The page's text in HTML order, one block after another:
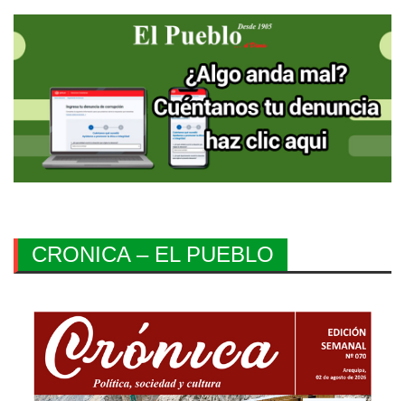
CRONICA – EL PUEBLO